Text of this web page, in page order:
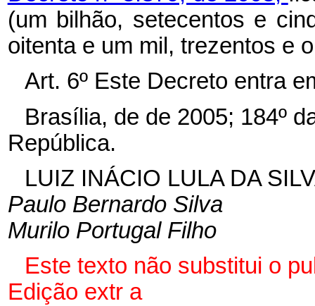
(um bilhão, setecentos e
oitenta e um mil, trezentos e
Art. 6º Este Decreto entra
Brasília, de de 2005; 184º
República.
LUIZ INÁCIO LULA DA
Paulo Bernardo Silva
Murilo Portugal Filho
Este texto não substitui o
Edição extr a